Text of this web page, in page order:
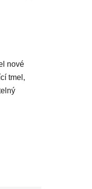
nové
tmel,